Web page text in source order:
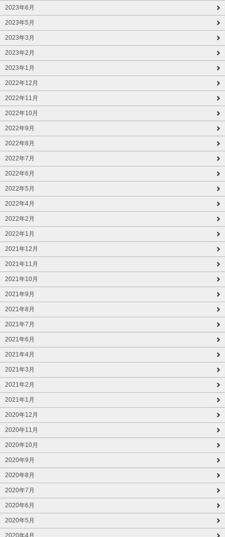
2023年6月
2023年5月
2023年3月
2023年2月
2023年1月
2022年12月
2022年11月
2022年10月
2022年9月
2022年8月
2022年7月
2022年6月
2022年5月
2022年4月
2022年2月
2022年1月
2021年12月
2021年11月
2021年10月
2021年9月
2021年8月
2021年7月
2021年6月
2021年4月
2021年3月
2021年2月
2021年1月
2020年12月
2020年11月
2020年10月
2020年9月
2020年8月
2020年7月
2020年6月
2020年5月
2020年4月